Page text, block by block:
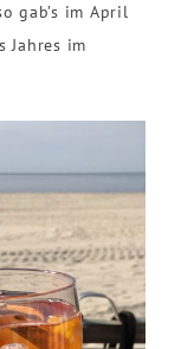
gab’s im April
Jahres im